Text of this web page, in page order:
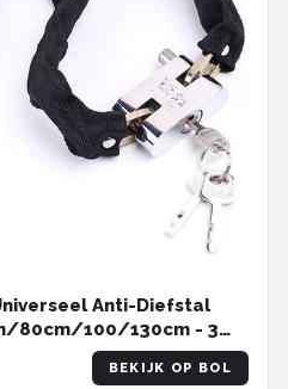
Anti-Diefstal
80cm/100/130cm - 3
Mountain Road
BEKIJK OP BOL